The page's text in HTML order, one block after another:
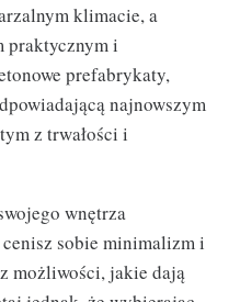
klimacie, a
praktycznym i
prefabrykaty,
najnowszym
z trwałości i
wnętrza
sobie minimalizm i
możliwości, jakie dają